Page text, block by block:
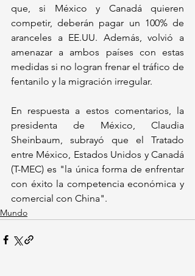
que, si México y Canadá quieren
competir, deberán pagar un 100% de
aranceles a EE.UU. Además, volvió a
amenazar a ambos países con estas
medidas si no logran frenar el tráfico de
fentanilo y la migración irregular.
En respuesta a estos comentarios, la
presidenta de México, Claudia
Sheinbaum, subrayó que el Tratado
entre México, Estados Unidos y Canadá
(T-MEC) es "la única forma de enfrentar
con éxito la competencia económica y
comercial con China".
Mundo